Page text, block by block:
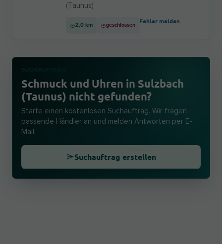
(Taunus)
2,0 km geschlossen
Fehler melden
Schmuck und Uhren in Sulzbach
(Taunus) nicht gefunden?
Starte einen kostenlosen Suchauftrag. Wir fragen
passende Händler an und melden Antworten per E-
Mail.
Suchauftrag erstellen